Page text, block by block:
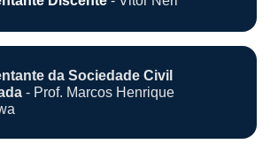
da Sociedade Civil
- Prof. Marcos Henrique